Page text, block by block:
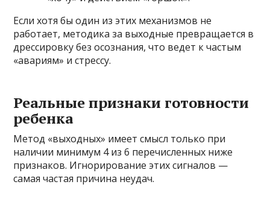
Если хотя бы один из этих механизмов не
работает, методика за выходные превращается в
дрессировку без осознания, что ведет к частым
«авариям» и стрессу.
Реальные признаки готовности
ребенка
Метод «выходных» имеет смысл только при
наличии минимум 4 из 6 перечисленных ниже
признаков. Игнорирование этих сигналов —
самая частая причина неудач.